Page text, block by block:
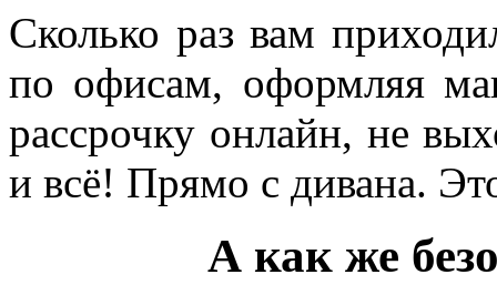
Сколько раз вам
по офисам, оформляя
рассрочку онлайн, не
и всё! Прямо с дивана.
А как же